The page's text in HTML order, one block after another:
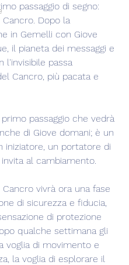
passaggio di segno:
Dopo la
in Gemelli con Giove
il pianeta dei messaggi e
l'invisibile passa
Cancro, più pacata e
passaggio che vedrà
di Giove domani; è un
iniziatore, un portatore di
al cambiamento.
vivrà ora una fase
di sicurezza e fiducia,
di protezione
qualche settimana gli
voglia di movimento e
la voglia di esplorare il